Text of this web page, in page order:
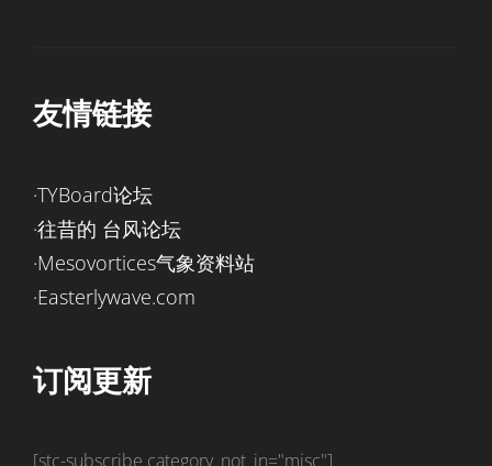
友情链接
·TYBoard论坛
·往昔的 台风论坛
·Mesovortices气象资料站
·Easterlywave.com
订阅更新
[stc-subscribe category_not_in="misc"]